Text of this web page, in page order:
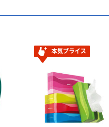
本気プライス